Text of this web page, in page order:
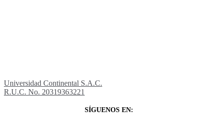
Universidad Continental S.A.C.
R.U.C. No. 20319363221
SÍGUENOS EN: